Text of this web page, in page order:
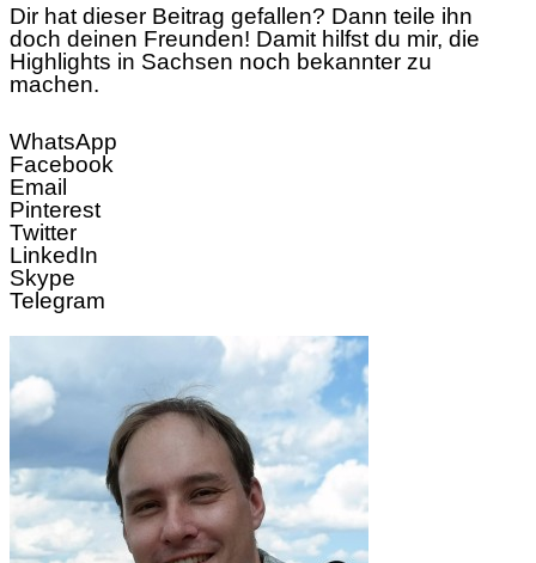
Dir hat dieser Beitrag gefallen? Dann teile ihn
doch deinen Freunden! Damit hilfst du mir, die
Highlights in Sachsen noch bekannter zu
machen.
WhatsApp
Facebook
Email
Pinterest
Twitter
LinkedIn
Skype
Telegram